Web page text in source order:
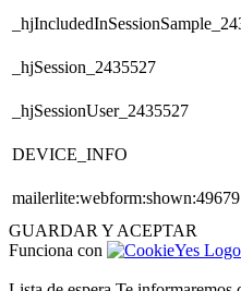
_hjSession_2435527
_hjSessionUser_2435527
DEVICE_INFO
GUARDAR Y ACEPTAR
Funciona con